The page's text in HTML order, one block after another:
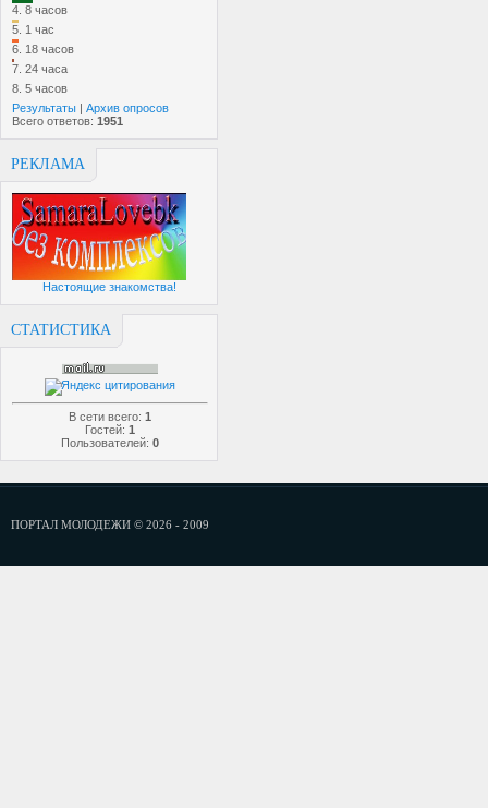
4. 8 часов
5. 1 час
6. 18 часов
7. 24 часа
8. 5 часов
Результаты | Архив опросов
Всего ответов: 1951
РЕКЛАМА
Настоящие знакомства!
СТАТИСТИКА
В сети всего: 1
Гостей: 1
Пользователей: 0
ПОРТАЛ МОЛОДЕЖИ © 2026 - 2009